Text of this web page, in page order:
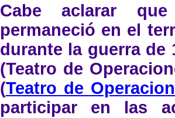
Cabe aclarar
permaneció en el
durante la guerra de
(Teatro de
(Teatro de
participar en las